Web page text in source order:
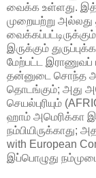
வைக்க உள்ளது.
முறையற்று அல்லது
இருக்கும்
மேற்பட்ட இராணுவப்
தன்னுடை சொந்த
தொடங்கும்; அது
செயல்புரியும்
ஹாம் அமெரிக்கா
நம்பியிருக்காது;
with European
இப்பொழுது